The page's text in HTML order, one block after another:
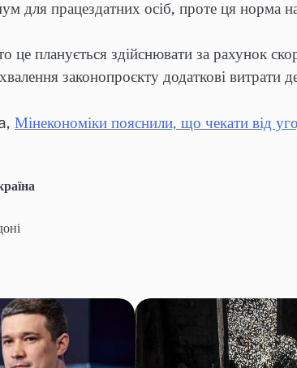
для працездатних осіб, проте ця норма
це планується здійснювати за рахунок
законопроєкту додаткові витрати
Мінекономіки пояснили, що чекати від